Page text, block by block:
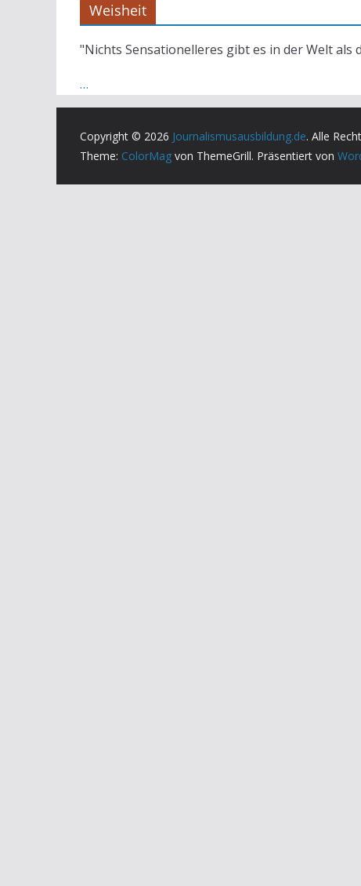
Weisheit
"Nichts Sensationelleres gibt es in der Welt als
…
Copyright © 2026 Journalismusausbildung.de. Alle
Theme: ColorMag von ThemeGrill. Präsentiert von